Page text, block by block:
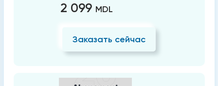
2 099 MDL
Заказать сейчас